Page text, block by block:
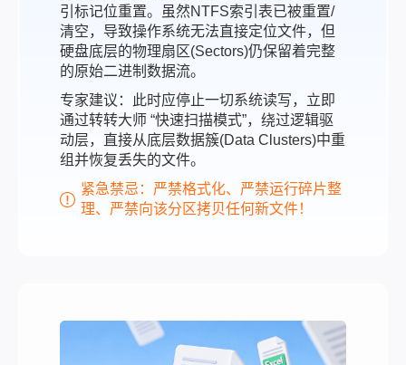
引标记位重置。虽然NTFS索引表已被重置/
清空，导致操作系统无法直接定位文件，但
硬盘底层的物理扇区(Sectors)仍保留着完整
的原始二进制数据流。
专家建议：此时应停止一切系统读写，立即
通过转转大师 “快速扫描模式”，绕过逻辑驱
动层，直接从底层数据簇(Data Clusters)中重
组并恢复丢失的文件。
紧急禁忌：严禁格式化、严禁运行碎片整
理、严禁向该分区拷贝任何新文件！